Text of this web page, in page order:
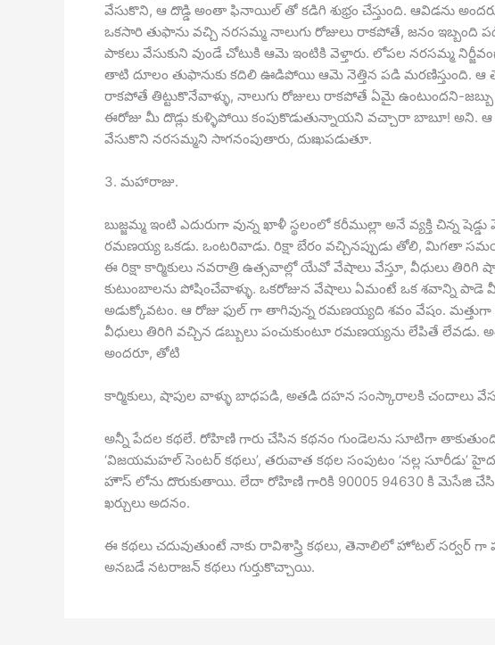
వేసుకొని, ఆ దొడ్డి అంతా ఫినాయిల్ తో కడిగి శుభ్రం చేస్తుంది. ఆవిడను
ఒకసారి తుఫాను వచ్చి నరసమ్మ నాలుగు రోజులు రాకపోతే, జనం ఇబ్బంది
పాకలు వేసుకుని వుండే చోటుకి ఆమె ఇంటికి వెళ్తారు. లోపల నరసమ్మ
తాటి దూలం తుఫానుకు కదిలి ఊడిపోయి ఆమె నెత్తిన పడి మరణిస్తుంది. ఆ
రాకపోతే తిట్టుకొనేవాళ్ళు, నాలుగు రోజులు రాకపోతే ఏమై ఉంటుందని-
ఈరోజు మీ దొడ్లు కుళ్ళిపోయి కంపుకొడుతున్నాయని వచ్చారా బాబూ! అని. ఆ
వేసుకొని నరసమ్మని సాగనంపుతారు, దుఃఖపడుతూ.
3. మహారాజు.
బుజ్జమ్మ ఇంటి ఎదురుగా వున్న ఖాళీ స్థలంలో కరీముల్లా అనే వ్యక్తి చిన్న
రమణయ్య ఒకడు. ఒంటరివాడు. రిక్షా బేరం వచ్చినప్పుడు తోలి, మిగతా
ఈ రిక్షా కార్మికులు నవరాత్రి ఉత్సవాల్లో యేవో వేషాలు వేస్తూ, వీధులు తిరిగి
కుటుంబాలను పోషించేవాళ్ళు. ఒకరోజున వేషాలు ఏమంటే ఒక శవాన్ని పాడె
అడుక్కోవటం. ఆ రోజు ఫుల్ గా తాగివున్న రమణయ్యది శవం వేషం.
వీధులు తిరిగి వచ్చిన డబ్బులు పంచుకుంటూ రమణయ్యను లేపితే
అందరూ, తోటి
కార్మికులు, షాపుల వాళ్ళు బాధపడి, అతడి దహన సంస్కారాలకి చందాలు
అన్నీ పేదల కథలే. రోహిణి గారు చేసిన కథనం గుండెలను సూటిగా
‘విజయమహల్ సెంటర్ కథలు’, తరువాత కథల సంపుటం ‘నల్ల
హౌస్ లోను దొరుకుతాయి. లేదా రోహిణి గారికి 90005 94630 కి మెసేజి చేసి కాని
ఖర్చులు అదనం.
ఈ కథలు చదువుతుంటే నాకు రావిశాస్త్రి కథలు, తెనాలిలో హోటల్ సర్వర్
అనబడే నటరాజన్ కథలు గుర్తుకొచ్చాయి.